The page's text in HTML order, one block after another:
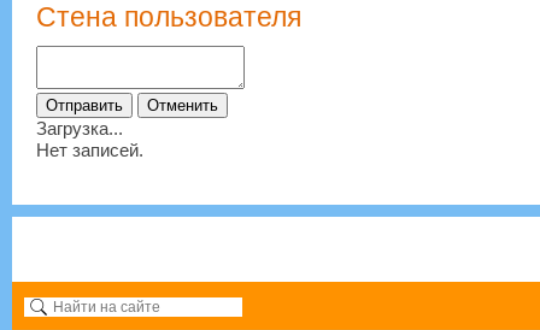
Стена пользователя
Загрузка...
Нет записей.